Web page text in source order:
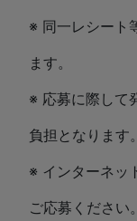
※ 同一レシート
ます。
※ 応募に際して
負担となります。
※ インターネッ
ご応募ください。